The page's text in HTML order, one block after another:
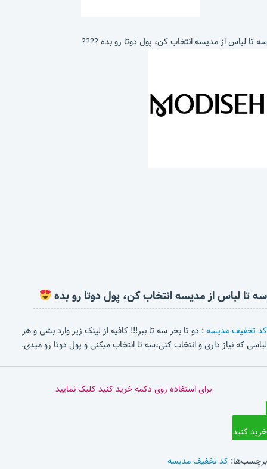
سه تا لباس از مدیسه انتخاب کن، پول دوتا رو بده ????
سه تا لباس از مدیسه انتخاب کن، پول دوتا رو بده
کد تخفیف مدیسه: دو تا بخر سه تا ببر!!! کافیه از لینک زیر وارد بشی و هر
لیاسی که نیاز داری و انتخاب کنی،سه تا انتخاب میکنی و پول دوتا رو میدی.
برای استفاده روی دکمه خرید کنید کلیک نمایید
خرید کنید
برچسب‌ها: کد تخفیف مدیسه